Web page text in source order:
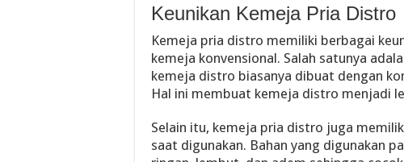
Keunikan Kemeja Pria Distro
Kemeja pria distro memiliki berbagai
kemeja konvensional. Salah satunya
kemeja distro biasanya dibuat dengan
Hal ini membuat kemeja distro menjadi
Selain itu, kemeja pria distro juga
saat digunakan. Bahan yang digunakan